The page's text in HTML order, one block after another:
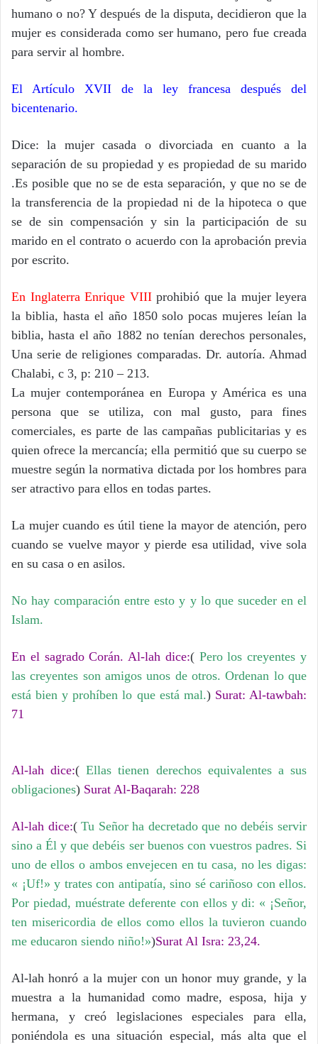
humano o no? Y después de la disputa, decidieron que la
mujer es considerada como ser humano, pero fue creada
para servir al hombre.
El Artículo XVII de la ley francesa después del
bicentenario.
Dice: la mujer casada o divorciada en cuanto a la
separación de su propiedad y es propiedad de su marido
.Es posible que no se de esta separación, y que no se de
la transferencia de la propiedad ni de la hipoteca o que
se de sin compensación y sin la participación de su
marido en el contrato o acuerdo con la aprobación previa
por escrito.
En Inglaterra Enrique VIIIprohibió que la mujer leyera
la biblia, hasta el año 1850 solo pocas mujeres leían la
biblia, hasta el año 1882 no tenían derechos personales,
Una serie de religiones comparadas. Dr. autoría. Ahmad
Chalabi, c 3, p: 210 – 213.
La mujer contemporánea en Europa y América es una
persona que se utiliza, con mal gusto, para fines
comerciales, es parte de las campañas publicitarias y es
quien ofrece la mercancía; ella permitió que su cuerpo se
muestre según la normativa dictada por los hombres para
ser atractivo para ellos en todas partes.
La mujer cuando es útil tiene la mayor de atención, pero
cuando se vuelve mayor y pierde esa utilidad, vive sola
en su casa o en asilos.
No hay comparación entre esto y y lo que suceder en el
Islam.
En el sagrado Corán. Al-lah dice:( Pero los creyentes y
las creyentes son amigos unos de otros. Ordenan lo que
está bien y prohíben lo que está mal.) Surat: Al-tawbah:
71
Al-lah dice:(Ellas tienen derechos equivalentes a sus
obligaciones) Surat Al-Baqarah: 228
Al-lah dice:(Tu Señor ha decretado que no debéis servir
sino a Él y que debéis ser buenos con vuestros padres. Si
uno de ellos o ambos envejecen en tu casa, no les digas:
« ¡Uf!» y trates con antipatía, sino sé cariñoso con ellos.
Por piedad, muéstrate deferente con ellos y di: « ¡Señor,
ten misericordia de ellos como ellos la tuvieron cuando
me educaron siendo niño!»)Surat Al Isra: 23,24.
Al-lah honró a la mujer con un honor muy grande, y la
muestra a la humanidad como madre, esposa, hija y
hermana, y creó legislaciones especiales para ella,
poniéndola es una situación especial, más alta que el